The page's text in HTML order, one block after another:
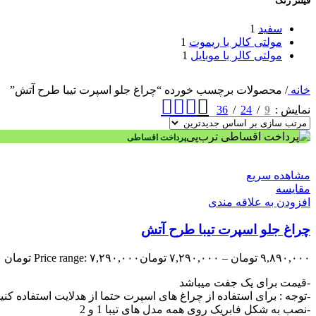
سفید 1
مولتی کالر با ریموت 1
مولتی کالر با موبایل 1
خانه/ محصولات برچسب خورده “چراغ جلو اسپرت تیبا طرح آتش”
نمایش
9
24
36
پرداخت اقساطی
مشاهده سریع
مقایسه
افزودن به علاقه مندی
چراغ جلو اسپرت تیبا طرح آتش
۹,۸۹۰,۰۰۰ تومان – ۷,۲۹۰,۰۰۰ تومان Price range: ۷,۲۹۰,۰۰۰ تومان through ۹,۸۹۰,۰۰۰ تومان
-قیمت برای یک جفت میباشد
-توجه : برای استفاده از چراغ های اسپرت حتما از هدلایت استفاده
-نصب به شکل فابریک روی همه مدل های تیبا 1 و 2